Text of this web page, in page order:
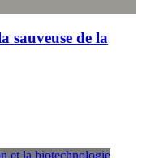
sauveuse de la